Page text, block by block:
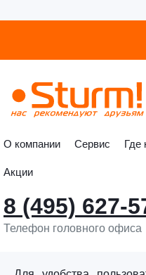
О компании Сервис Где
Акции
8 (495) 627-
Телефон головного офиса